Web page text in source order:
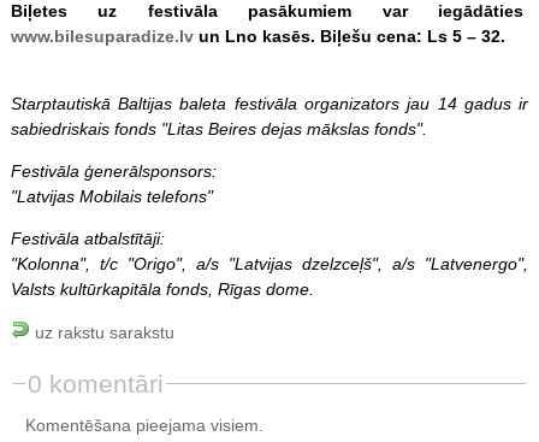
Biļetes uz festivāla pasākumiem var iegādāties
www.bilesuparadize.lvun Lno kasēs. Biļešu cena: Ls 5 – 32.
Starptautiskā Baltijas baleta festivāla organizators jau 14 gadus ir
sabiedriskais fonds "Litas Beires dejas mākslas fonds".
Festivāla ģenerālsponsors:
"Latvijas Mobilais telefons"
Festivāla atbalstītāji:
"Kolonna", t/c "Origo", a/s "Latvijas dzelzceļš", a/s "Latvenergo",
Valsts kultūrkapitāla fonds, Rīgas dome.
uz rakstu sarakstu
0 komentāri
Komentēšana pieejama visiem.